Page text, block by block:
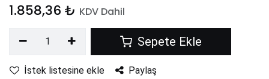
1.858,36 ₺ KDV Dahil
Sepete Ekle
İstek listesine ekle Paylaş